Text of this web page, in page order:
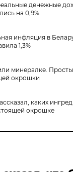
денежные
на 0,9%
инфляция в
1,3%
минералке.
окрошки
каких
окрошке